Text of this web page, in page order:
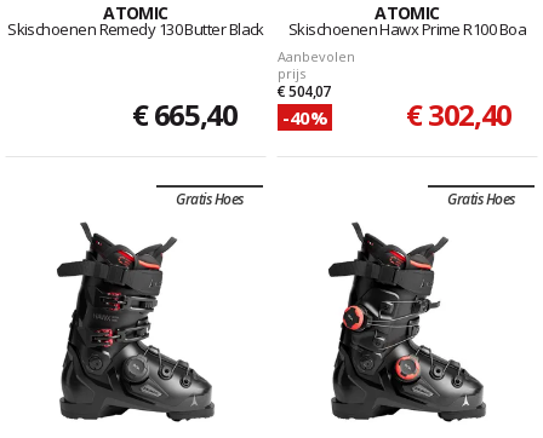
ATOMIC
Skischoenen Remedy 130 Butter Black
€ 665,40
ATOMIC
Skischoenen Hawx Prime R100 Boa
Aanbevolen
prijs
€ 504,07
-40% € 302,40
Gratis Hoes Gratis Hoes